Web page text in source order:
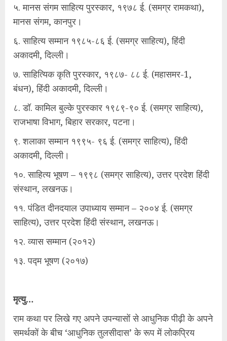
५. मानस संगम साहित्य पुरस्कार, १९७८ ई. (समग्र रामकथा),
मानस संगम, कानपुर।
६. साहित्य सम्मान १९८५-८६ ई. (समग्र साहित्य), हिंदी
अकादमी, दिल्ली।
७. साहित्यिक कृति पुरस्कार, १९८७- ८८ ई. (महासमर-1,
बंधन), हिंदी अकादमी, दिल्ली।
८. डॉ. कामिल बुल्के पुरस्कार १९८९-९० ई. (समग्र साहित्य),
राजभाषा विभाग, बिहार सरकार, पटना।
९. शलाका सम्मान १९९५- ९६ ई. (समग्र साहित्य), हिंदी
अकादमी, दिल्ली।
१०. साहित्य भूषण – १९९८ (समग्र साहित्य), उत्तर प्रदेश हिंदी
संस्थान, लखनऊ।
११. पंडित दीनदयाल उपाध्याय सम्मान – २००४ ई. (समग्र
साहित्य), उत्तर प्रदेश हिंदी संस्थान, लखनऊ।
१२. व्यास सम्मान (२०१२)
१३. पद्म भूषण (२०१७)
मृत्यु…
राम कथा पर लिखे गए अपने उपन्यासों से आधुनिक पीढ़ी के अपने
समर्थकों के बीच ‘आधुनिक तुलसीदास’ के रूप में लोकप्रिय